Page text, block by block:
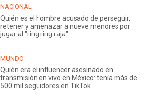
NACIONAL
Quién es el hombre acusado de perseguir,
retener y amenazar a nueve menores por
jugar al "ring ring raja"
MUNDO
Quién era el influencer asesinado en
transmisión en vivo en México: tenía más de
500 mil seguidores en TikTok